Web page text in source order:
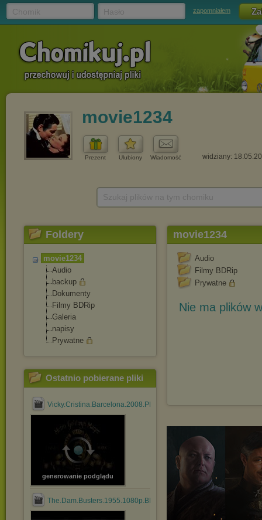
zapomniałem
movie1234
Prezent Ulubiony Wiadomość widziany:
Foldery
movie1234
Audio
backup
Dokumenty
Filmy BDRip
Galeria
napisy
Prywatne
Ostatnio pobierane pliki
Vicky.Cristina.Barcelona.2008.PL.1080p.BDRip.DD.2.0.x264.mkv
generowanie podglądu
The.Dam.Busters.1955.1080p.BDRip.DD.2.0.x264.mkv
movie1234
Audio
Filmy BDRip
Prywatne
Nie ma plików